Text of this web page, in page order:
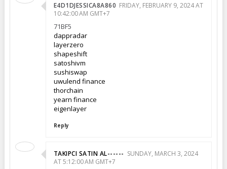
E4D1DJESSICA8A860 FRIDAY, FEBRUARY 9, 2024 AT
10:42:00 AM GMT+7
71BF5
dappradar
layerzero
shapeshift
satoshivm
sushiswap
uwulend finance
thorchain
yearn finance
eigenlayer
Reply
TAKIPCI SATIN AL------ SUNDAY, MARCH 3, 2024
AT 5:12:00 AM GMT+7